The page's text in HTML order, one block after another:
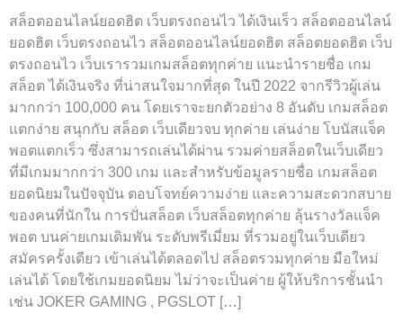
สล็อตออนไลน์ยอดฮิต เว็บตรงถอนไว ได้เงินเร็ว สล็อตออนไลน์
ยอดฮิต เว็บตรงถอนไว สล็อตออนไลน์ยอดฮิต สล็อตยอดฮิต เว็บ
ตรงถอนไว เว็บเรารวมเกมสล็อตทุกค่าย แนะนำรายชื่อ เกม
สล็อต ได้เงินจริง ที่น่าสนใจมากที่สุด ในปี 2022 จากรีวิวผู้เล่น
มากกว่า 100,000 คน โดยเราจะยกตัวอย่าง 8 อันดับ เกมสล็อต
แตกง่าย สนุกกับ สล็อต เว็บเดียวจบ ทุกค่าย เล่นง่าย โบนัสแจ็ค
พอตแตกเร็ว ซึ่งสามารถเล่นได้ผ่าน รวมค่ายสล็อตในเว็บเดียว
ที่มีเกมมากกว่า 300 เกม และสำหรับข้อมูลรายชื่อ เกมสล็อต
ยอดนิยมในปัจจุบัน ตอบโจทย์ความง่าย และความสะดวกสบาย
ของคนที่นักใน การปั่นสล็อต เว็บสล็อตทุกค่าย ลุ้นรางวัลแจ็ค
พอต บนค่ายเกมเดิมพัน ระดับพรีเมี่ยม ที่รวมอยู่ในเว็บเดียว
สมัครครั้งเดียว เข้าเล่นได้ตลอดไป สล็อตรวมทุกค่าย มือใหม่
เล่นได้ โดยใช้เกมยอดนิยม ไม่ว่าจะเป็นค่าย ผู้ให้บริการชั้นนำ
เช่น JOKER GAMING , PGSLOT […]